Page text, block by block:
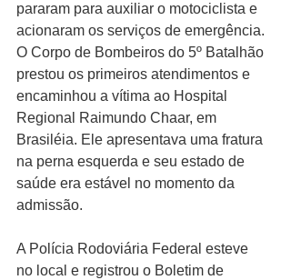
pararam para auxiliar o motociclista e
acionaram os serviços de emergência.
O Corpo de Bombeiros do 5º Batalhão
prestou os primeiros atendimentos e
encaminhou a vítima ao Hospital
Regional Raimundo Chaar, em
Brasiléia. Ele apresentava uma fratura
na perna esquerda e seu estado de
saúde era estável no momento da
admissão.
A Polícia Rodoviária Federal esteve
no local e registrou o Boletim de